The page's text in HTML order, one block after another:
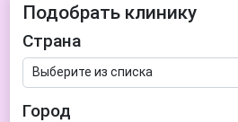
Подобрать клинику
Страна
Город